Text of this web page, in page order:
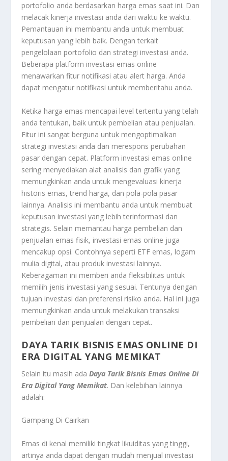
portofolio anda berdasarkan harga emas saat ini. Dan
melacak kinerja investasi anda dari waktu ke waktu.
Pemantauan ini membantu anda untuk membuat
keputusan yang lebih baik. Dengan terkait
pengelolaan portofolio dan strategi investasi anda.
Beberapa platform investasi emas online
menawarkan fitur notifikasi atau alert harga. Anda
dapat mengatur notifikasi untuk memberitahu anda.
Ketika harga emas mencapai level tertentu yang telah
anda tentukan, baik untuk pembelian atau penjualan.
Fitur ini sangat berguna untuk mengoptimalkan
strategi investasi anda dan merespons perubahan
pasar dengan cepat. Platform investasi emas online
sering menyediakan alat analisis dan grafik yang
memungkinkan anda untuk mengevaluasi kinerja
historis emas, trend harga, dan pola-pola pasar
lainnya. Analisis ini membantu anda untuk membuat
keputusan investasi yang lebih terinformasi dan
strategis. Selain memantau harga pembelian dan
penjualan emas fisik, investasi emas online juga
mencakup opsi. Contohnya seperti ETF emas, logam
mulia digital, atau produk investasi lainnya.
Keberagaman ini memberi anda fleksibilitas untuk
memilih jenis investasi yang sesuai. Tentunya dengan
tujuan investasi dan preferensi risiko anda. Hal ini juga
memungkinkan anda untuk melakukan transaksi
pembelian dan penjualan dengan cepat.
DAYA TARIK BISNIS EMAS ONLINE DI
ERA DIGITAL YANG MEMIKAT
Selain itu masih adaDaya Tarik Bisnis Emas Online Di
Era Digital Yang Memikat. Dan kelebihan lainnya
adalah:
Gampang Di Cairkan
Emas di kenal memiliki tingkat likuiditas yang tinggi,
artinya anda dapat dengan mudah menjual investasi